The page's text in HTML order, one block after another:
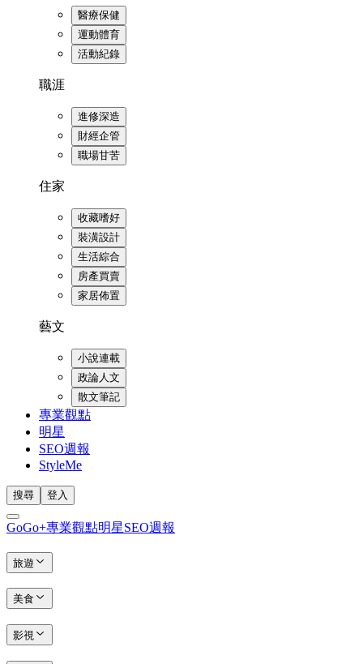
醫療保健
運動體育
活動紀錄
職涯
進修深造
財經企管
職場甘苦
住家
收藏嗜好
裝潢設計
生活綜合
房產買賣
家居佈置
藝文
小說連載
政論人文
散文筆記
專業觀點
明星
SEO週報
StyleMe
搜尋 登入
GoGo+專業觀點明星SEO週報
旅遊
美食
影視